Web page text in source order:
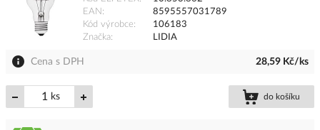
EAN
8595557031789
Kód výrobce
106183
Značka
LIDIA
Cena s DPH 28,59 Kč/ks
ks do košíku